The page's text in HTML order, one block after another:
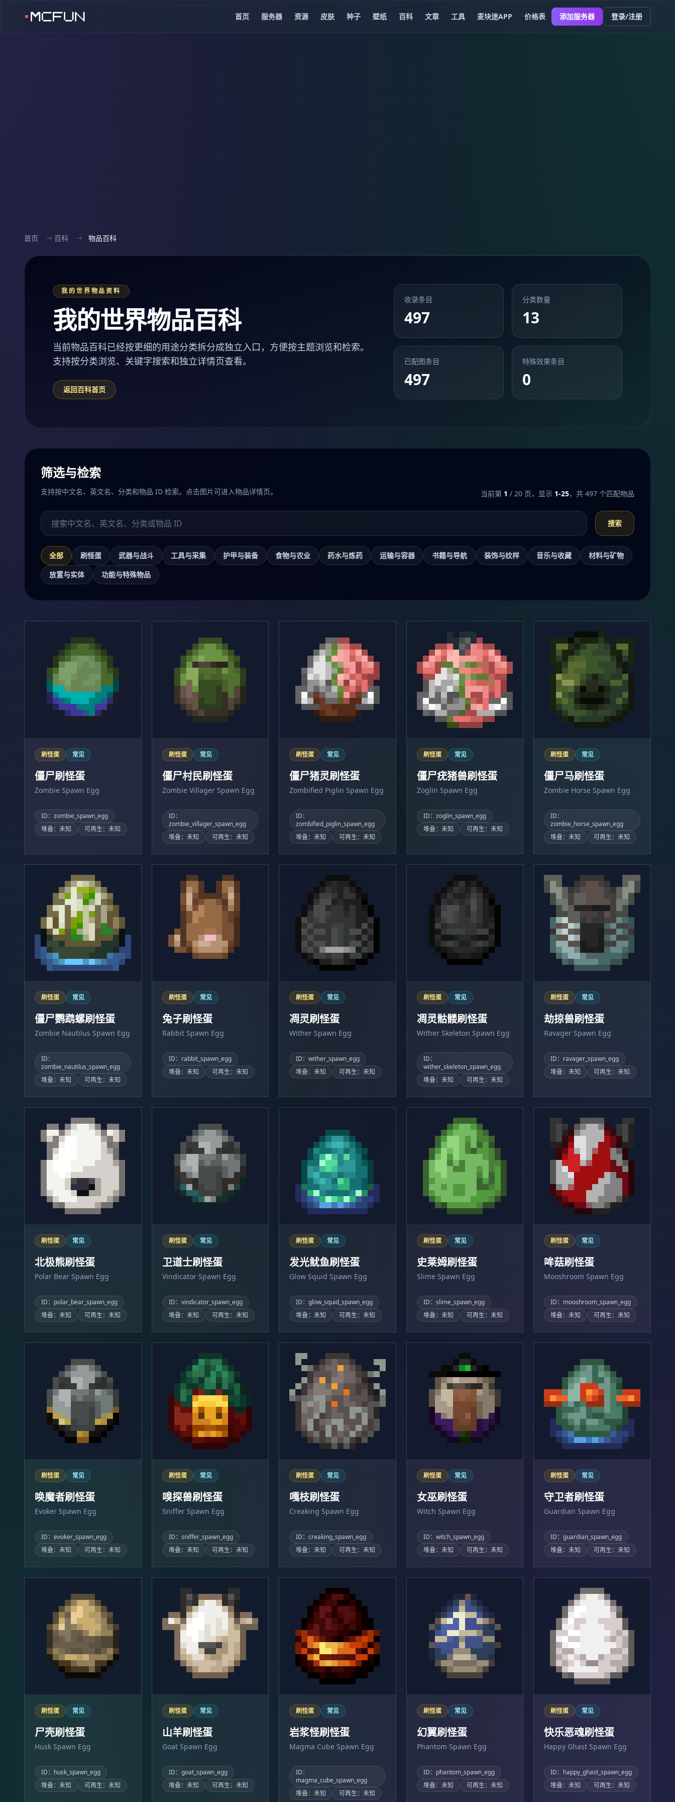
首页 服务器 资源 皮肤 种子 壁纸 百科 文章 工具 麦块迷APP 价格表 添加服务器 登录/注册
首页 百科 物品百科
我的世界物品资料
我的世界物品百科
当前物品百科已经按更细的用途分类拆分成独立入口，方便按主题浏览和检索。
支持按分类浏览、关键字搜索和独立详情页查看。
返回百科首页
收录条目
497
分类数量
13
已配图条目
497
特殊效果条目
0
筛选与检索
支持按中文名、英文名、分类和物品 ID 检索。点击图片可进入物品详情页。 当前第 1 / 20 页，显示 1-25，共 497 个匹配物品
搜索物品
搜索
全部 刷怪蛋 武器与战斗 工具与采集 护甲与装备 食物与农业 药水与炼药 运输与容器 书籍与导航 装饰与纹样 音乐与收藏
材料与矿物
放置与实体
功能与特殊物品
刷怪蛋 常见
僵尸刷怪蛋
Zombie Spawn Egg
ID：zombie_spawn_egg
堆叠：未知
可再生：未知
刷怪蛋 常见
僵尸村民刷怪蛋
Zombie Villager Spawn Egg
ID：
zombie_villager_spawn_egg
堆叠：未知
可再生：未知
刷怪蛋 常见
僵尸猪灵刷怪蛋
Zombified Piglin Spawn Egg
ID：
zombified_piglin_spawn_egg
堆叠：未知
可再生：未知
刷怪蛋 常见
僵尸疣猪兽刷怪蛋
Zoglin Spawn Egg
ID：zoglin_spawn_egg
堆叠：未知
可再生：未知
刷怪蛋 常见
僵尸马刷怪蛋
Zombie Horse Spawn Egg
ID：
zombie_horse_spawn_egg
堆叠：未知
可再生：未知
刷怪蛋 常见
僵尸鹦鹉螺刷怪蛋
Zombie Nautilus Spawn Egg
ID：
zombie_nautilus_spawn_egg
堆叠：未知
可再生：未知
刷怪蛋 常见
兔子刷怪蛋
Rabbit Spawn Egg
ID：rabbit_spawn_egg
堆叠：未知
可再生：未知
刷怪蛋 常见
凋灵刷怪蛋
Wither Spawn Egg
ID：wither_spawn_egg
堆叠：未知
可再生：未知
刷怪蛋 常见
凋灵骷髅刷怪蛋
Wither Skeleton Spawn Egg
ID：
wither_skeleton_spawn_egg
堆叠：未知
可再生：未知
刷怪蛋 常见
劫掠兽刷怪蛋
Ravager Spawn Egg
ID：ravager_spawn_egg
堆叠：未知
可再生：未知
刷怪蛋 常见
北极熊刷怪蛋
Polar Bear Spawn Egg
ID：polar_bear_spawn_egg
堆叠：未知
可再生：未知
刷怪蛋 常见
卫道士刷怪蛋
Vindicator Spawn Egg
ID：vindicator_spawn_egg
堆叠：未知
可再生：未知
刷怪蛋 常见
发光鱿鱼刷怪蛋
Glow Squid Spawn Egg
ID：glow_squid_spawn_egg
堆叠：未知
可再生：未知
刷怪蛋 常见
史莱姆刷怪蛋
Slime Spawn Egg
ID：slime_spawn_egg
堆叠：未知
可再生：未知
刷怪蛋 常见
哞菇刷怪蛋
Mooshroom Spawn Egg
ID：mooshroom_spawn_egg
堆叠：未知
可再生：未知
刷怪蛋 常见
唤魔者刷怪蛋
Evoker Spawn Egg
ID：evoker_spawn_egg
堆叠：未知
可再生：未知
刷怪蛋 常见
嗅探兽刷怪蛋
Sniffer Spawn Egg
ID：sniffer_spawn_egg
堆叠：未知
可再生：未知
刷怪蛋 常见
嘎枝刷怪蛋
Creaking Spawn Egg
ID：creaking_spawn_egg
堆叠：未知
可再生：未知
刷怪蛋 常见
女巫刷怪蛋
Witch Spawn Egg
ID：witch_spawn_egg
堆叠：未知
可再生：未知
刷怪蛋 常见
守卫者刷怪蛋
Guardian Spawn Egg
ID：guardian_spawn_egg
堆叠：未知
可再生：未知
刷怪蛋 常见
尸壳刷怪蛋
Husk Spawn Egg
ID：husk_spawn_egg
堆叠：未知
可再生：未知
刷怪蛋 常见
山羊刷怪蛋
Goat Spawn Egg
ID：goat_spawn_egg
堆叠：未知
可再生：未知
刷怪蛋 常见
岩浆怪刷怪蛋
Magma Cube Spawn Egg
ID：
magma_cube_spawn_egg
堆叠：未知
可再生：未知
刷怪蛋 常见
幻翼刷怪蛋
Phantom Spawn Egg
ID：phantom_spawn_egg
堆叠：未知
可再生：未知
刷怪蛋 常见
快乐恶魂刷怪蛋
Happy Ghast Spawn Egg
ID：happy_ghast_spawn_egg
堆叠：未知
可再生：未知